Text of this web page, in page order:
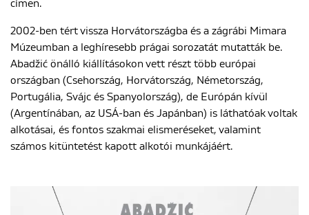
címen.
2002-ben tért vissza Horvátországba és a zágrábi Mimara
Múzeumban a leghíresebb prágai sorozatát mutatták be.
Abadžić önálló kiállításokon vett részt több európai
országban (Csehország, Horvátország, Németország,
Portugália, Svájc és Spanyolország), de Európán kívül
(Argentínában, az USÁ-ban és Japánban) is láthatóak voltak
alkotásai, és fontos szakmai elismeréseket, valamint
számos kitüntetést kapott alkotói munkájáért.